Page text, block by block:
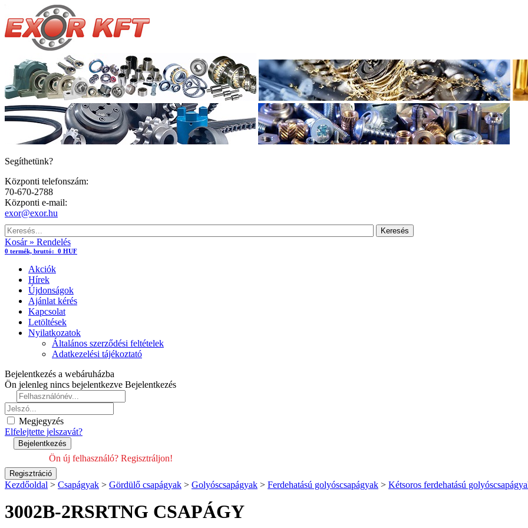
Segíthetünk?
Központi telefonszám:
70-670-2788
Központi e-mail:
exor@exor.hu
Kosár » Rendelés
0 termék, bruttó: 0 HUF
Akciók
Hírek
Újdonságok
Ajánlat kérés
Kapcsolat
Letöltések
Nyilatkozatok
Általános szerződési feltételek
Adatkezelési tájékoztató
Bejelentkezés a webáruházba
Ön jelenleg nincs bejelentkezve Bejelentkezés
Megjegyzés
Elfelejtette jelszavát?
Ön új felhasználó? Regisztráljon!
Kezdőoldal > Csapágyak > Gördülő csapágyak > Golyóscsapágyak > Ferdehatású golyóscsapágyak > Kétsoros ferdehatású
3002B-2RSRTNG CSAPÁGY